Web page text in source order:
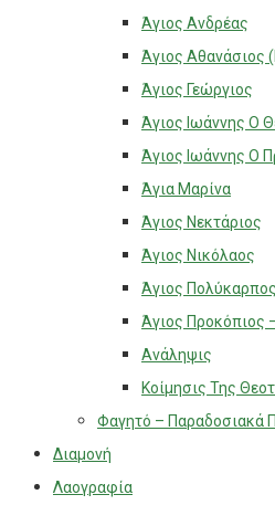
Άγιος Ανδρέας
Άγιος Αθανάσιος
Άγιος Γεώργιος
Άγιος Ιωάννης Ο
Άγιος Ιωάννης Ο
Άγια Μαρίνα
Άγιος Νεκτάριος
Άγιος Νικόλαος
Άγιος Πολύκαρπος
Άγιος Προκόπιος
Ανάληψις
Κοίμησις Της
Φαγητό – Παραδοσιακά
Διαμονή
Λαογραφία